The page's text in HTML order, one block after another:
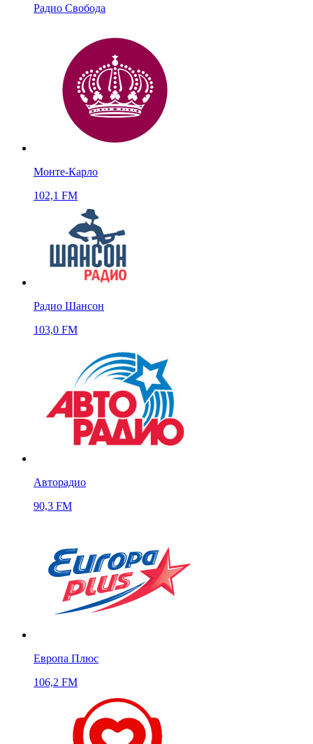
Радио Свобода
Монте-Карло
102,1 FM
Радио Шансон
103,0 FM
Авторадио
90,3 FM
Европа Плюс
106,2 FM